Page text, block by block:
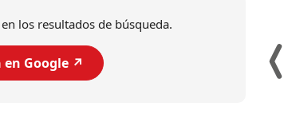
los resultados de búsqueda.
en Google ↗️